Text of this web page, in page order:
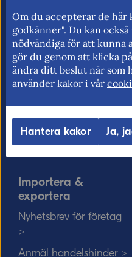
Kommerskollegium
Jobba hos oss >
Sök medarbetare >
Vårt uppdrag på
minoritetsspråk och
teckenspråk >
Importera &
exportera
Nyhetsbrev för företag
>
Anmäl handelshinder >
Om du accepterar de här
godkänner". Du kan
nödvändiga för att kunna
gör du genom att klicka
ändra ditt beslut när som
använder kakor i vår
Hantera kakor Ja,